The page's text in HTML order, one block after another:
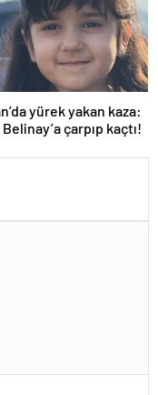
yürek yakan kaza:
çarpıp kaçtı!